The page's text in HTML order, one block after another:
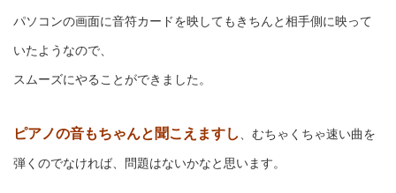
パソコンの画面に音符カードを映してもきちんと相手側に映って
いたようなので、
スムーズにやることができました。
ピアノの音もちゃんと聞こえますし 、むちゃくちゃ速い曲を
弾くのでなければ、問題はないかなと思います。